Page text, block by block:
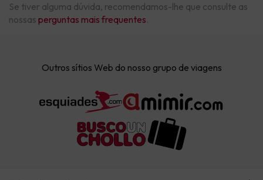
Se tiver alguma dúvida, recomendamos-lhe que consulte as
nossas perguntas mais frequentes.
Outros sítios Web do nosso grupo de viagens